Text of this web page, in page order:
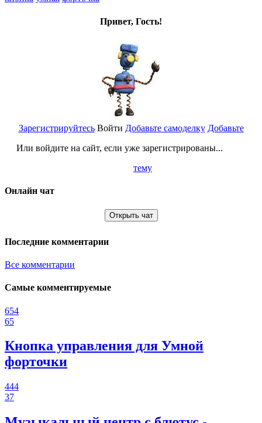
Привет, Гость!
Зарегистрируйтесь
Или войдите на сайт, если уже зарегистрированы...
Войти Добавьте самоделку Добавьте
тему
Онлайн чат
Открыть чат
Последние комментарии
Все комментарии
Самые комментируемые
654
65
Кнопка управления для Умной
форточки
444
37